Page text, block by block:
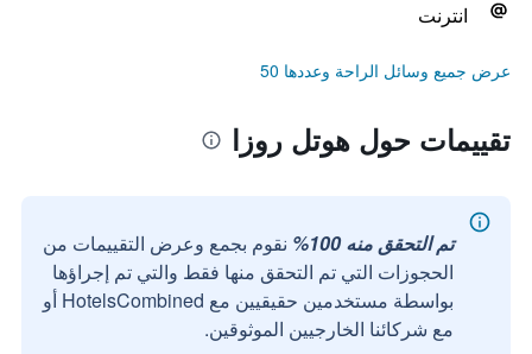
انترنت
عرض جميع وسائل الراحة وعددها 50
تقييمات حول هوتل روزا
تم التحقق منه 100%
نقوم بجمع وعرض التقييمات من
الحجوزات التي تم التحقق منها فقط والتي تم إجراؤها
بواسطة مستخدمين حقيقيين مع HotelsCombined أو
مع شركائنا الخارجيين الموثوقين.